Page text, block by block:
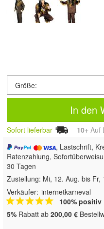
In den
Sofort lieferbar 10+ Auf
, Lastschrift,
Ratenzahlung,
30 Tagen
Zustellung: Mi, 12. Aug. bis Fr,
Verkäufer: internetkarneval
100% positiv
5% Rabatt ab 200,00 €